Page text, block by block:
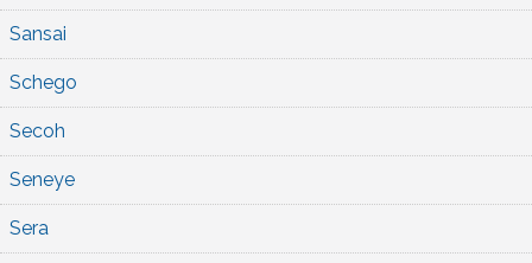
Sansai
Schego
Secoh
Seneye
Sera